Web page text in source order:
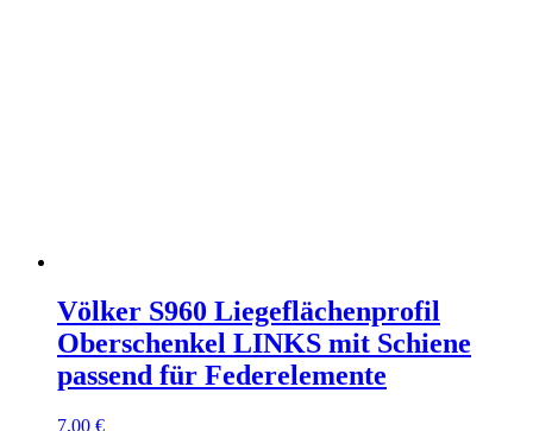
Völker S960 Liegeflächenprofil
Oberschenkel LINKS mit Schiene
passend für Federelemente
7,00 €